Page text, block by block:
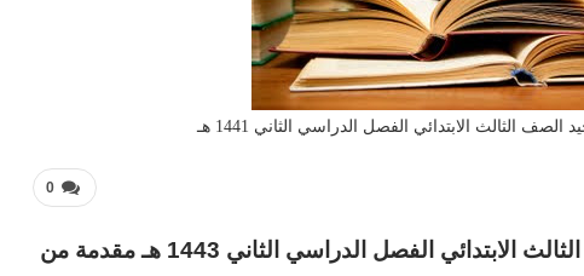
الثالث الابتدائي الفصل الدراسي الثاني 1441 هـ
0
تحضير فواز الحربى مادة التوحيد الصف الثالث الابتدائي الفصل الدراسي الثاني 1443 هـ مقدمة من